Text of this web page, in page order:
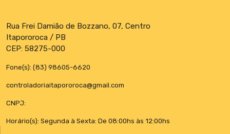
Rua Frei Damião de Bozzano, 07, Centro
Itapororoca / PB
CEP: 58275-000
Fone(s): (83) 98605-6620
controladoriaitapororoca@gmail.com
CNPJ:
Horário(s): Segunda à Sexta: De 08:00hs às 12:00hs